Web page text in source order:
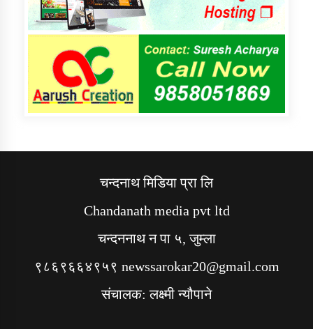
चन्दनाथ मिडिया प्रा लि
Chandanath media pvt ltd
चन्दननाथ न पा ५, जुम्ला
९८६९६६४९५९ newssarokar20@gmail.com
संचालक: लक्ष्मी न्यौपाने